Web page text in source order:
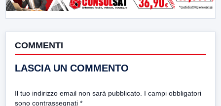
COMMENTI
LASCIA UN COMMENTO
Il tuo indirizzo email non sarà pubblicato. I campi obbligatori
sono contrassegnati *